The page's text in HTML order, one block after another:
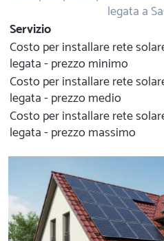
legata a
Servizio
Costo per installare rete
legata - prezzo minimo
Costo per installare rete
legata - prezzo medio
Costo per installare rete
legata - prezzo massimo